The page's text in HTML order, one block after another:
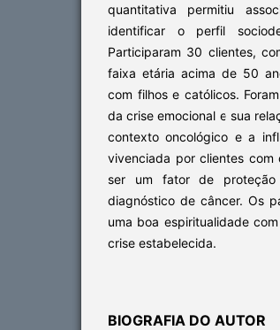
quantitativa permitiu
identificar o perfil
Participaram 30 clientes,
faixa etária acima de 50
com filhos e católicos.
da crise emocional e sua
contexto oncológico e a
vivenciada por clientes com
ser um fator de
diagnóstico de câncer. Os
uma boa espiritualidade
crise estabelecida.
BIOGRAFIA DO AUTOR